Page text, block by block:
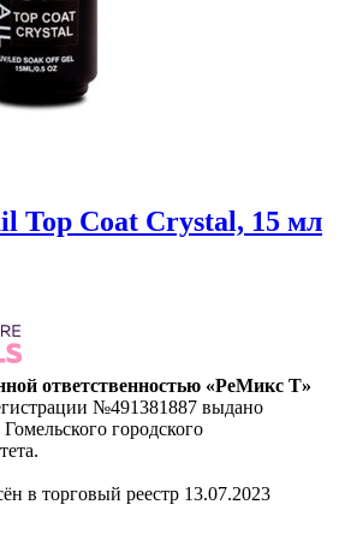
Top Coat Crystal, 15 мл
ответственностью «РеМикс Т»
№491381887 выдано
городского
в торговый реестр 13.07.2023